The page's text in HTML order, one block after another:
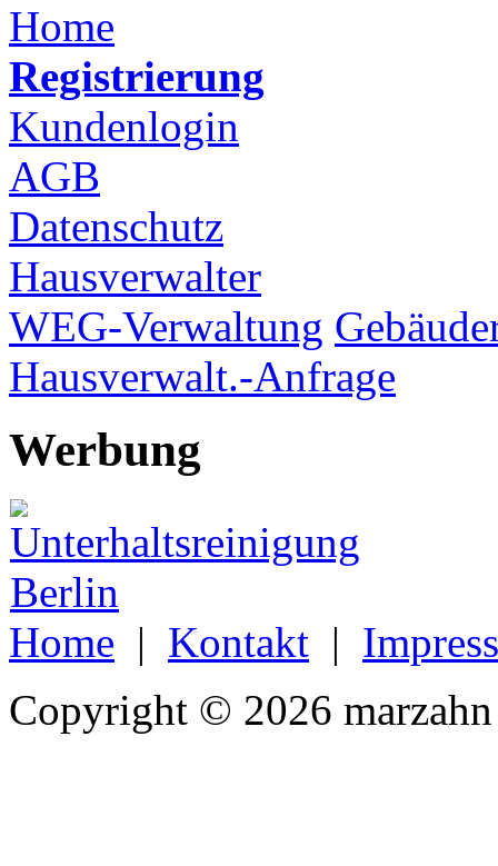
Home
Registrierung
Kundenlogin
AGB
Datenschutz
Hausverwalter
WEG-Verwaltung
Hausverwalt.-Anfrage
Werbung
Home | Kontakt |
Copyright © 2026